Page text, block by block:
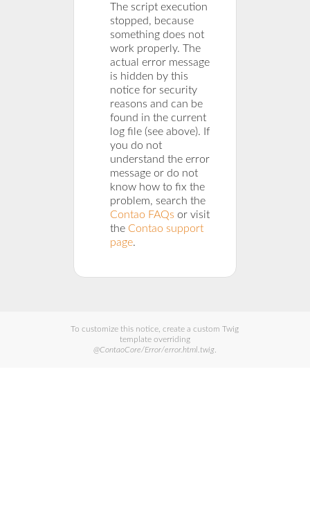
The script execution
stopped, because
something does not
work properly. The
actual error message
is hidden by this
notice for security
reasons and can be
found in the current
log file (see above). If
you do not
understand the error
message or do not
know how to fix the
problem, search the
Contao FAQs or visit
the Contao support
page.
To customize this notice, create a custom Twig
template overriding
@ContaoCore/Error/error.html.twig.